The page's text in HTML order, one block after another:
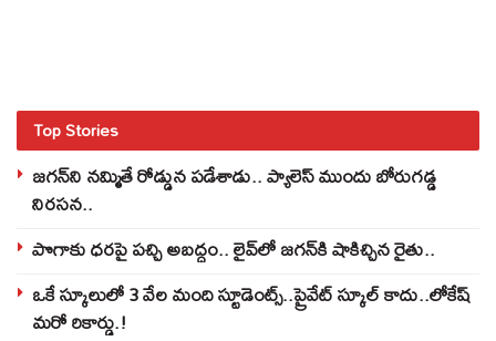
Top Stories
జగన్‌ని నమ్మితే రోడ్డున పడేశాడు.. ప్యాలెస్‌ ముందు బోరుగడ్డ
నిరసన..
పొగాకు ధరపై పచ్చి అబద్దం.. లైవ్‌లో జగన్‌కి షాకిచ్చిన రైతు..
ఒకే స్కూలులో 3 వేల మంది స్టూడెంట్స్‌..ప్రైవేట్‌ స్కూల్‌ కాదు..లోకేష్
మరో రికార్డు.!